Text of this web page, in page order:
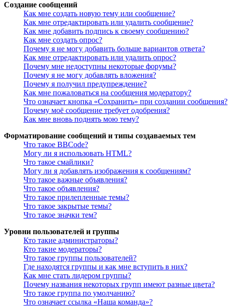
Создание сообщений
Как мне создать новую тему или сообщение?
Как мне отредактировать или удалить сообщение?
Как мне добавить подпись к своему сообщению?
Как мне создать опрос?
Почему я не могу добавить больше вариантов ответа?
Как мне отредактировать или удалить опрос?
Почему мне недоступны некоторые форумы?
Почему я не могу добавлять вложения?
Почему я получил предупреждение?
Как мне пожаловаться на сообщения модератору?
Что означает кнопка «Сохранить» при создании сообщения?
Почему моё сообщение требует одобрения?
Как мне вновь поднять мою тему?
Форматирование сообщений и типы создаваемых тем
Что такое BBCode?
Могу ли я использовать HTML?
Что такое смайлики?
Могу ли я добавлять изображения к сообщениям?
Что такое важные объявления?
Что такое объявления?
Что такое прилепленные темы?
Что такое закрытые темы?
Что такое значки тем?
Уровни пользователей и группы
Кто такие администраторы?
Кто такие модераторы?
Что такое группы пользователей?
Где находятся группы и как мне вступить в них?
Как мне стать лидером группы?
Почему названия некоторых групп имеют разные цвета?
Что такое группа по умолчанию?
Что означает ссылка «Наша команда»?